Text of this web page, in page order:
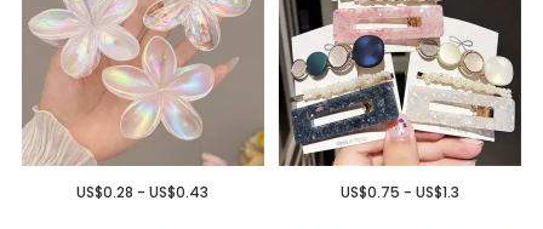
US$0.28 - US$0.43 US$0.75 - US$1.3